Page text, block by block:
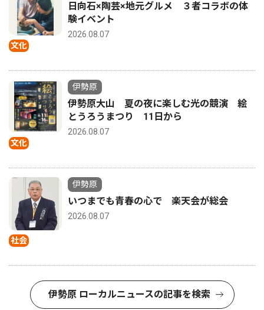
文化
日向石×陶芸×地元グルメ ３者コラボの体
験イベント
2026.08.07
文化
伊勢原
伊勢原大山 夏の夜に楽しむ光の競演 絵
とうろうまつり 11日から
2026.08.07
社会
伊勢原
いつまでも青春の心で 楽天会が総会
2026.08.07
伊勢原 ローカルニュースの記事を検索